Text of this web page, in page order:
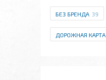
БЕЗ БРЕНДА 39
ДОРОЖНАЯ КАРТА